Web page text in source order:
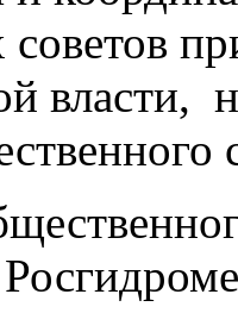
власти,